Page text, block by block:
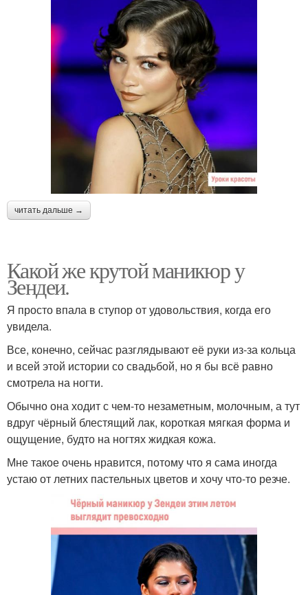
читать дальше →
Какой же крутой маникюр у
Зендеи.
Я просто впала в ступор от удовольствия, когда его
увидела.
Все, конечно, сейчас разглядывают её руки из-за кольца
и всей этой истории со свадьбой, но я бы всё равно
смотрела на ногти.
Обычно она ходит с чем-то незаметным, молочным, а тут
вдруг чёрный блестящий лак, короткая мягкая форма и
ощущение, будто на ногтях жидкая кожа.
Мне такое очень нравится, потому что я сама иногда
устаю от летних пастельных цветов и хочу что-то резче.